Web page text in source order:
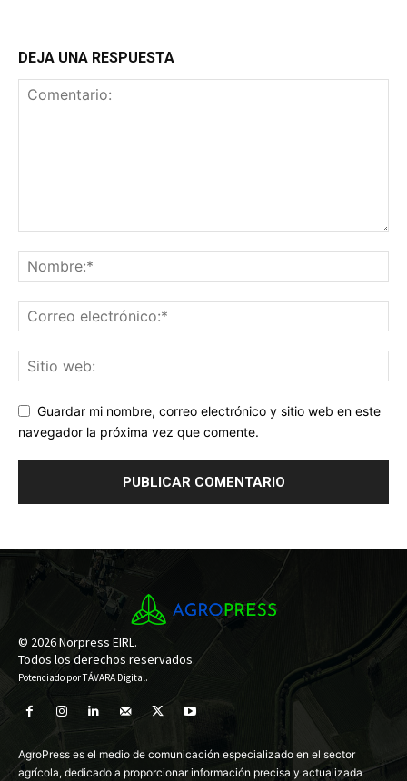
DEJA UNA RESPUESTA
Guardar mi nombre, correo electrónico y sitio web en este
navegador la próxima vez que comente.
© 2026 Norpress EIRL.
Todos los derechos reservados.
Potenciado porTÁVARA Digital.
AgroPress es el medio de comunicación especializado en el sector
agrícola, dedicado a proporcionar información precisa y actualizada